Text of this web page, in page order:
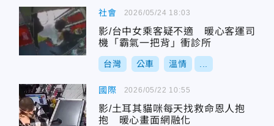
社會
影/台中女乘客疑不適 暖心客運司
機「霸氣一把背」衝診所
台灣 公車 溫情
2026/05/24 18:03
國際
影/土耳其貓咪每天找救命恩人抱
抱 暖心畫面網融化
2026/05/22 10:55